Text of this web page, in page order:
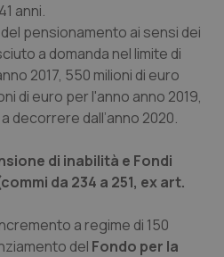
anni.
pensionamento ai sensi dei
a domanda nel limite di
2017, 550 milioni di euro
di euro per l'anno anno 2019,
decorrere dall’anno 2020.
di inabilità e Fondi
da 234 a 251, ex art.
a regime di 150
del Fondo per la